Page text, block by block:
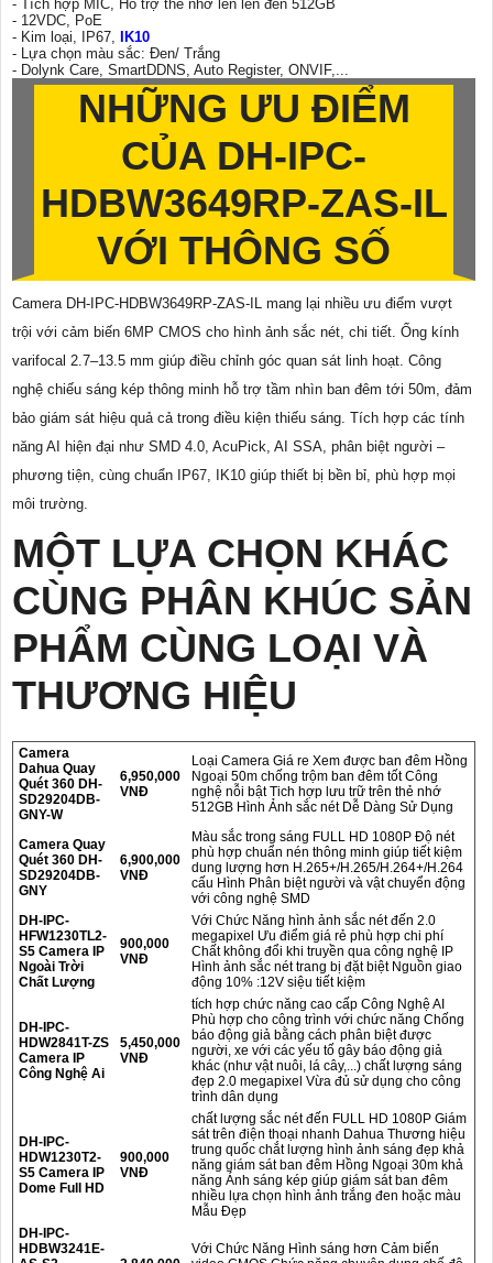
- Tích hợp MIC, Hỗ trợ thẻ nhớ lên lến đến 512GB
- 12VDC, PoE
- Kim loại, IP67,
IK10
- Lựa chọn màu sắc: Đen/ Trắng
- Dolynk Care, SmartDDNS, Auto Register, ONVIF,...
NHỮNG ƯU ĐIỂM
CỦA DH-IPC-
HDBW3649RP-ZAS-IL
VỚI THÔNG SỐ
Camera DH-IPC-HDBW3649RP-ZAS-IL mang lại nhiều ưu điểm vượt
trội với cảm biến 6MP CMOS cho hình ảnh sắc nét, chi tiết. Ống kính
varifocal 2.7–13.5 mm giúp điều chỉnh góc quan sát linh hoạt. Công
nghệ chiếu sáng kép thông minh hỗ trợ tầm nhìn ban đêm tới 50m, đảm
bảo giám sát hiệu quả cả trong điều kiện thiếu sáng. Tích hợp các tính
năng AI hiện đại như SMD 4.0, AcuPick, AI SSA, phân biệt người –
phương tiện, cùng chuẩn IP67, IK10 giúp thiết bị bền bỉ, phù hợp mọi
môi trường.
MỘT LỰA CHỌN KHÁC
CÙNG PHÂN KHÚC SẢN
PHẨM CÙNG LOẠI VÀ
THƯƠNG HIỆU
Camera
Dahua Quay
Quét 360 DH-
SD29204DB-
GNY-W
6,950,000
VNĐ
Loại Camera Giá re Xem được ban đêm Hồng
Ngoại 50m chống trộm ban đêm tốt Công
nghệ nỗi bật Tich hợp lưu trữ trên thẻ nhớ
512GB Hình Ảnh sắc nét Dễ Dàng Sử Dụng
Camera Quay
Quét 360 DH-
SD29204DB-
GNY
6,900,000
VNĐ
Màu sắc trong sáng FULL HD 1080P Độ nét
phù hợp chuẩn nén thông minh giúp tiết kiệm
dung lượng hơn H.265+/H.265/H.264+/H.264
cấu Hình Phân biệt người và vật chuyển động
với công nghệ SMD
DH-IPC-
HFW1230TL2-
S5 Camera IP
Ngoài Trời
Chất Lượng
900,000
VNĐ
Với Chức Năng hình ảnh sắc nét đến 2.0
megapixel Ưu điểm giá rẻ phù hợp chi phí
Chất không đổi khi truyền qua công nghệ IP
Hình ảnh sắc nét trang bị đặt biệt Nguồn giao
động 10% :12V siệu tiết kiệm
DH-IPC-
HDW2841T-ZS
Camera IP
Công Nghệ Ai
5,450,000
VNĐ
tích hợp chức năng cao cấp Công Nghệ AI
Phù hợp cho công trình với chức năng Chống
báo động giả bằng cách phân biệt được
người, xe với các yếu tố gây báo động giả
khác (như vật nuôi, lá cây,...) chất lượng sáng
đẹp 2.0 megapixel Vừa đủ sử dụng cho công
trình dân dụng
DH-IPC-
HDW1230T2-
S5 Camera IP
Dome Full HD
900,000
VNĐ
chất lượng sắc nét đến FULL HD 1080P Giám
sát trên điện thoại nhanh Dahua Thương hiệu
trung quốc chắt lượng hình ảnh sáng đẹp khả
năng giám sát ban đêm Hồng Ngoại 30m khả
năng Ánh sáng kép giúp giám sát ban đêm
nhiều lựa chọn hình ảnh trắng đen hoặc màu
Mẫu Đẹp
DH-IPC-
HDBW3241E-
Với Chức Năng Hình sáng hơn Cảm biến